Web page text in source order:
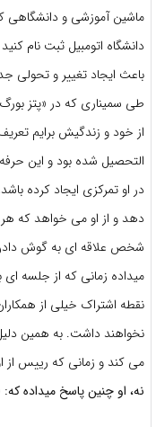
ماشین آموزشی و دانشگاهی
دانشگاه اتومبیل ثبت نام
باعث ایجاد تغییر و تحولی
طی سمیناری که در «پتز
التحصیل شده بود و این
در او تمرکزی ایجاد کرده
دهد و از او می خواهد که
شخص علاقه ای به گوش دادن
میداده زمانی که از جلسه
نقطه اشتراک خیلی از
نخواهند داشت. به همین
می کند و زمانی که رییس از
نه، او چنین پاسخ میداده